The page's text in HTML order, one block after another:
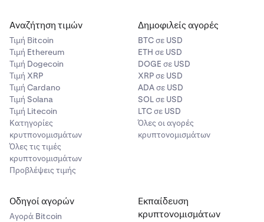
Αναζήτηση τιμών
Τιμή Βitcoin
Τιμή Ethereum
Τιμή Dogecoin
Τιμή XRP
Τιμή Cardano
Τιμή Solana
Τιμή Litecoin
Κατηγορίες
κρυτπονομισμάτων
Όλες τις τιμές
κρυπτονομισμάτων
Προβλέψεις τιμής
Δημοφιλείς αγορές
BTC σε USD
ETH σε USD
DOGE σε USD
XRP σε USD
ADA σε USD
SOL σε USD
LTC σε USD
Όλες οι αγορές
κρυπτονομισμάτων
Οδηγοί αγορών
Αγορά Bitcoin
Εκπαίδευση
κρυπτονομισμάτων